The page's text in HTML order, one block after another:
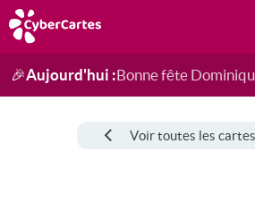
Anniversaire
Fête du jour
Amour
Amitié
Merci
Toutes les cartes
🎉Aujourd'hui :Bonne fête
Voir toutes les